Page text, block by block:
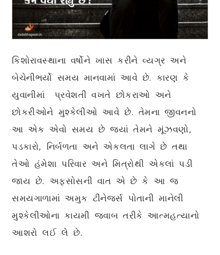
કિશોરાવસ્થાના વર્ષોને ખાસ કરીને વ્યગ્ર અને
બેચેનીભર્યો સમય માનવામાં આવે છે. કારણ કે
યુવાનીમાં પ્રવેશતી વખતે છોકરાઓ અને
છોકરીઓને મુશ્કેલીઓ આવે છે. તેમના જીવનનો
આ એક એવો સમય છે જ્યાં તેમને મૂંઝવણો,
પડકારો, નિર્બળતા અને એકલતા લાગે છે તથા
તેઓ હંમેશા પરિવાર અને મિત્રોથી એકલાં પડી
જાય છે. અફસોસની વાત એ છે કે આ જ
સમયગાળામાં અમુક ટીનેજર્સ પોતાની માનેલી
મુશ્કેલીઓના કાયમી જવાબ તરીકે આત્મહત્યાનો
આશરો લઈ લે છે.